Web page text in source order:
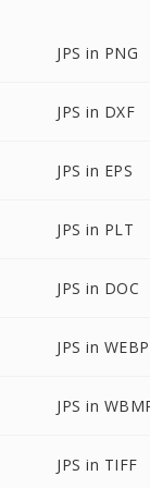
JPS in PNG
JPS in DXF
JPS in EPS
JPS in PLT
JPS in DOC
JPS in WEBP
JPS in
JPS in TIFF